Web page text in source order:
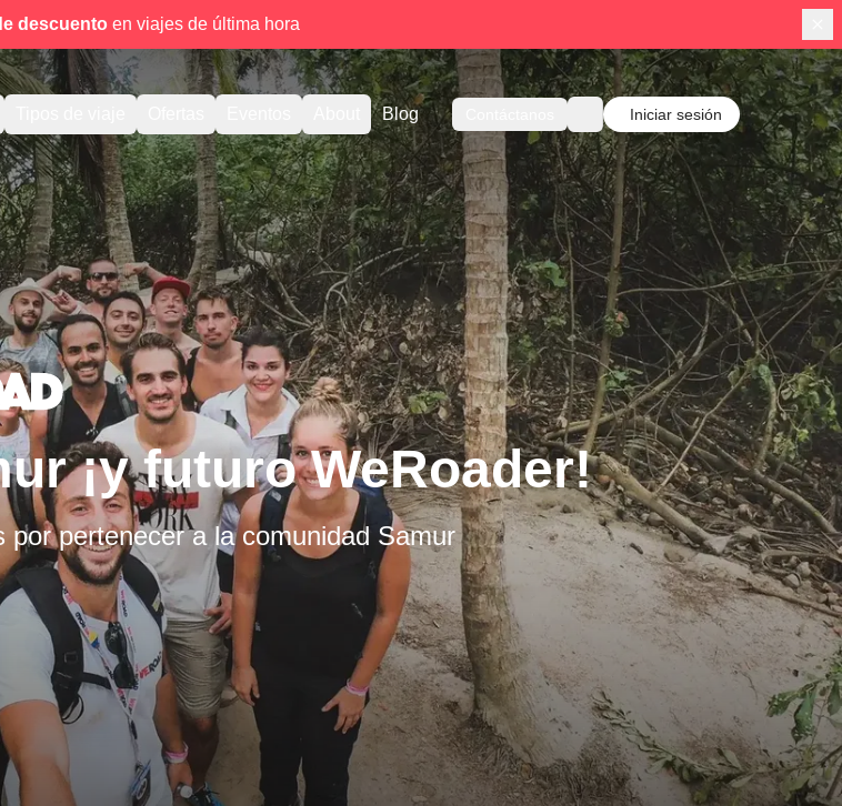
descuentoen viajes de última hora
Blog Iniciar sesión
¡y futuro WeRoader!
por pertenecer a la comunidad Samur